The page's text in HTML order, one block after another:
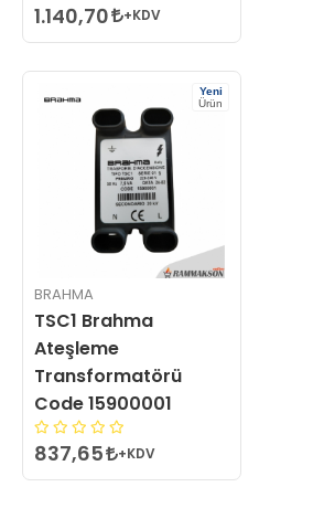
1.140,70 +KDV
Yeni
Ürün
BRAHMA
TSC1 Brahma
Ateşleme
Transformatörü
Code 15900001
837,65 +KDV